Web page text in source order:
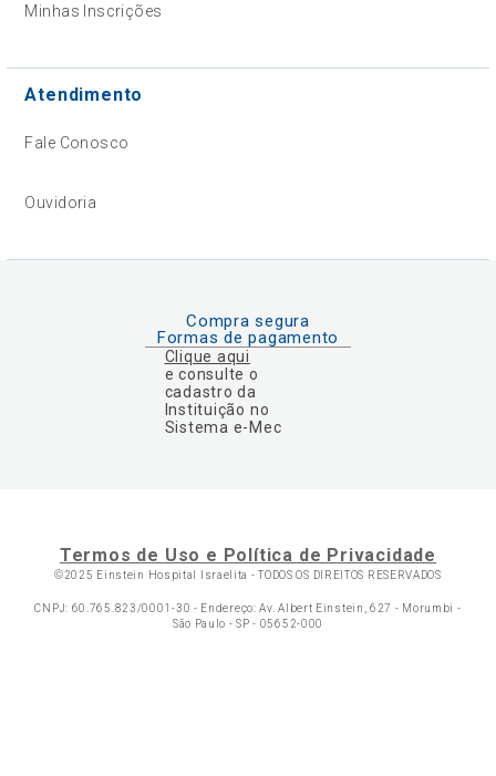
Minhas Inscrições
Atendimento
Fale Conosco
Ouvidoria
Compra segura
Formas de pagamento
Clique aqui
e consulte o
cadastro da
Instituição no
Sistema e-Mec
Termos de Uso e Política de Privacidade
©2025 Einstein Hospital Israelita -TODOS OS DIREITOS RESERVADOS
CNPJ: 60.765.823/0001-30 - Endereço: Av. Albert Einstein, 627 - Morumbi -
São Paulo - SP - 05652-000